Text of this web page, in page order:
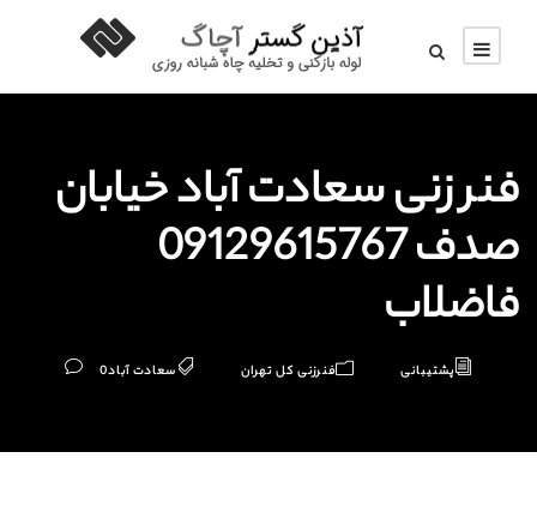
فنر زنی سعادت آباد خیابان
صدف 09129615767
فاضلاب
پشتیبانی فنرزنی کل تهران سعادت آباد0